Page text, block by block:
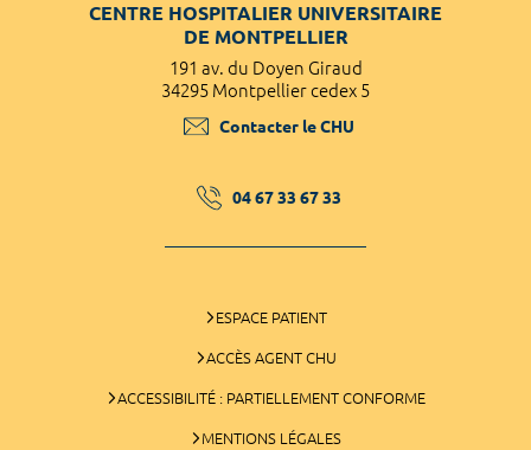
CENTRE HOSPITALIER UNIVERSITAIRE
DE MONTPELLIER
191 av. du Doyen Giraud
34295 Montpellier cedex 5
Contacter le CHU
04 67 33 67 33
ESPACE PATIENT
ACCÈS AGENT CHU
ACCESSIBILITÉ : PARTIELLEMENT CONFORME
MENTIONS LÉGALES